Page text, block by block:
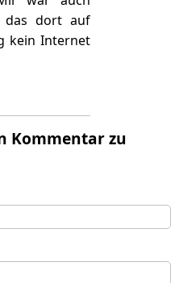
das dort auf
kein Internet
Kommentar zu